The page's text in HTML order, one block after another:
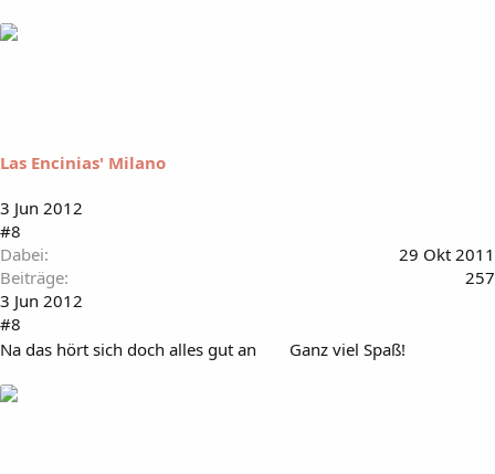
Las Encinias' Milano
3 Jun 2012
#8
Dabei
29 Okt 2011
Beiträge
257
3 Jun 2012
#8
Na das hört sich doch alles gut an
Ganz viel Spaß!